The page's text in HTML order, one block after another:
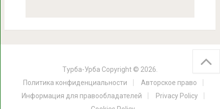
Турба-Урба Copyright © 2026.
Политика конфиденциальности
Авторское право
Информация для правообладателей
Privacy Policy